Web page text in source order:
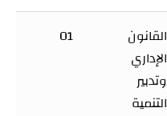
القانون
الإداري
وتدبير
التنمية
01